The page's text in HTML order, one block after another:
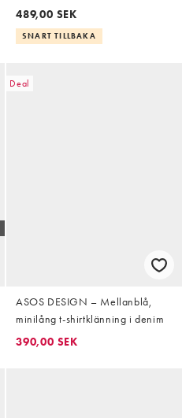
knytband och fransdetalj i
chokladbrun
489,00 SEK
SNART TILLBAKA
Deal
ASOS DESIGN – Mellanblå,
minilång t-shirtklänning i denim
390,00 SEK